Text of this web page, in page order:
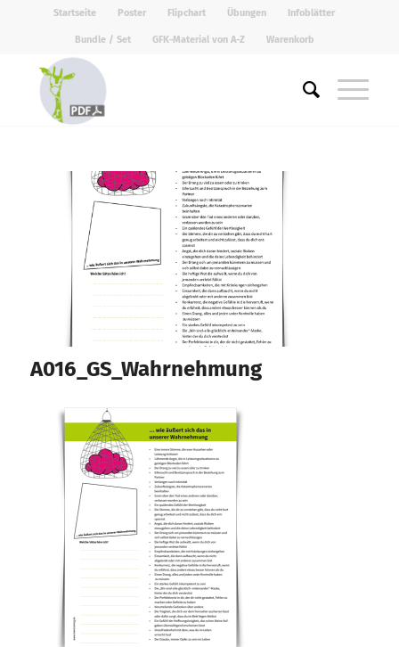
Startseite Poster Flipchart Übungen Infoblätter
Bundle / Set GFK-Material von A-Z Warenkorb
A016_GS_Wahrnehmung